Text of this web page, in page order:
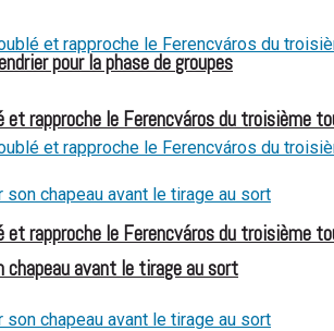
pour la phase de groupes
et rapproche le Ferencváros du troisième
et rapproche le Ferencváros du troisième
chapeau avant le tirage au sort